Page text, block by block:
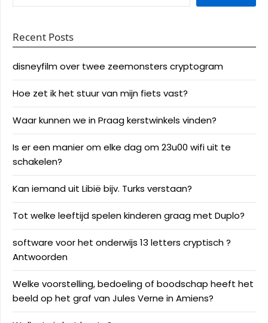
Recent Posts
disneyfilm over twee zeemonsters cryptogram
Hoe zet ik het stuur van mijn fiets vast?
Waar kunnen we in Praag kerstwinkels vinden?
Is er een manier om elke dag om 23u00 wifi uit te
schakelen?
Kan iemand uit Libië bijv. Turks verstaan?
Tot welke leeftijd spelen kinderen graag met Duplo?
software voor het onderwijs 13 letters cryptisch ?
Antwoorden
Welke voorstelling, bedoeling of boodschap heeft het
beeld op het graf van Jules Verne in Amiens?